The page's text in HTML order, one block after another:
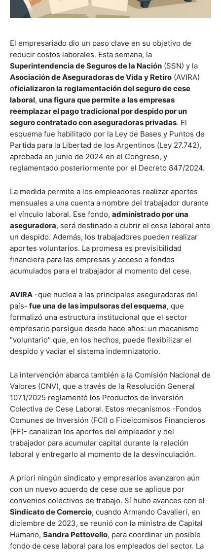
El empresariado dio un paso clave en su objetivo de
reducir costos laborales. Esta semana, la
Superintendencia de Seguros de la Nación (SSN) y la
Asociación de Aseguradoras de Vida y Retiro (AVIRA)
oficializaron la reglamentación del seguro de cese
laboral, una figura que permite a las empresas
reemplazar el pago tradicional por despido por un
seguro contratado con aseguradoras privadas. El
esquema fue habilitado por la Ley de Bases y Puntos de
Partida para la Libertad de los Argentinos (Ley 27.742),
aprobada en junio de 2024 en el Congreso, y
reglamentado posteriormente por el Decreto 847/2024.
La medida permite a los empleadores realizar aportes
mensuales a una cuenta a nombre del trabajador durante
el vínculo laboral. Ese fondo, administrado por una
aseguradora, será destinado a cubrir el cese laboral ante
un despido. Además, los trabajadores pueden realizar
aportes voluntarios. La promesa es previsibilidad
financiera para las empresas y acceso a fondos
acumulados para el trabajador al momento del cese.
AVIRA -que nuclea a las principales aseguradoras del
país- fue una de las impulsoras del esquema, que
formalizó una estructura institucional que el sector
empresario persigue desde hace años: un mecanismo
"voluntario" que, en los hechos, puede flexibilizar el
despido y vaciar el sistema indemnizatorio.
La intervención abarca también a la Comisión Nacional de
Valores (CNV), que a través de la Resolución General
1071/2025 reglamentó los Productos de Inversión
Colectiva de Cese Laboral. Estos mecanismos -Fondos
Comunes de Inversión (FCI) o Fideicomisos Financieros
(FF)- canalizan los aportes del empleador y del
trabajador para acumular capital durante la relación
laboral y entregarlo al momento de la desvinculación.
A priori ningún sindicato y empresarios avanzaron aún
con un nuevo acuerdo de cese que se aplique por
convenios colectivos de trabajo. Sí hubo avances con el
Sindicato de Comercio, cuando Armando Cavalieri, en
diciembre de 2023, se reunió con la ministra de Capital
Humano, Sandra Pettovello, para coordinar un posible
fondo de cese laboral para los empleados del sector. La